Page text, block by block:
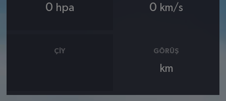
0 hpa 0 km/s
ÇIY GÖRÜŞ
km